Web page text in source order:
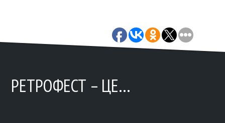
РЕТРОФЕСТ – ЦЕ…